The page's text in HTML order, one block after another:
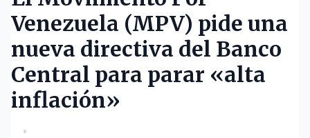
Venezuela (MPV) pide una
nueva directiva del Banco
Central para parar «alta
inflación»
•